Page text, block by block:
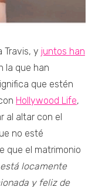
Travis, y juntos han
la que han
que estén
Hollywood Life,
al altar con el
no esté
que el matrimonio
locamente
y feliz de